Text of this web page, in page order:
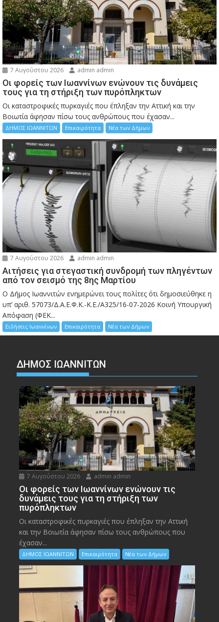
7 Αυγούστου 2026 admin admin
Οι φορείς των Ιωαννίνων ενώνουν τις δυνάμεις
τους για τη στήριξη των πυρόπληκτων
Οι καταστροφικές πυρκαγιές που έπληξαν την Αττική και την
Bοιωτία άφησαν πίσω τους ανθρώπους που έχασαν...
ΔΗΜΟΣ ΙΩΑΝΝΙΤΩΝ Επικαιρότητα Νέα των Δήμων
7 Αυγούστου 2026 admin admin
Αιτήσεις για στεγαστική συνδρομή των πληγέντων
από τον σεισμό της 8ης Μαρτίου
Ο Δήμος Ιωαννιτών ενημερώνει τους πολίτες ότι δημοσιεύθηκε η
υπ’ αριθ. 57073/Δ.Α.Ε.Φ.Κ.-Κ.Ε./Α325/16-07-2026 Κοινή Υπουργική
Απόφαση (ΦΕΚ...
Ειδήσεις Ιωαννίνων Επικαιρότητα Νέα των Δήμων
ΔΗΜΟΣ ΙΩΑΝΝΙΤΩΝ
7 Αυγούστου 2026 admin admin
Οι φορείς των Ιωαννίνων ενώνουν τις
δυνάμεις τους για τη στήριξη των
πυρόπληκτων
Οι καταστροφικές πυρκαγιές που έπληξαν την Αττική
και την Bοιωτία άφησαν πίσω τους ανθρώπους που
έχασαν...
ΔΗΜΟΣ ΙΩΑΝΝΙΤΩΝ Επικαιρότητα Νέα των Δήμων